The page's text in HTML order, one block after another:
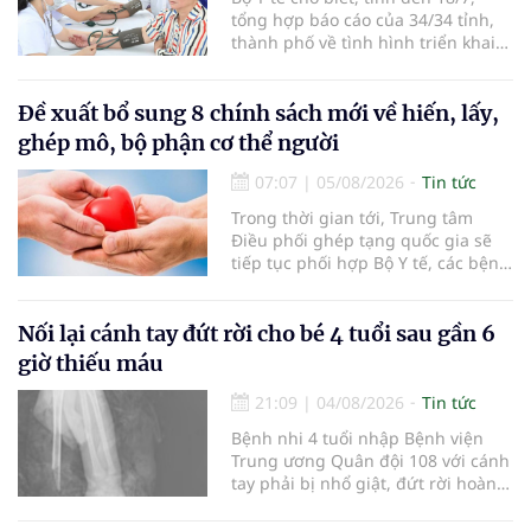
tổng hợp báo cáo của 34/34 tỉnh,
thành phố về tình hình triển khai
nhận 32.286.360 người, chiếm gần
30% dân số cả nước đã được khám
sức khỏe định kỳ năm nay.
Đề xuất bổ sung 8 chính sách mới về hiến, lấy,
ghép mô, bộ phận cơ thể người
07:07 | 05/08/2026
Tin tức
Trong thời gian tới, Trung tâm
Điều phối ghép tạng quốc gia sẽ
tiếp tục phối hợp Bộ Y tế, các bệnh
cường truyền thông, hoàn thiện
quy trình chuyên môn và hệ thống
hiến và ghép mô tạng.
Nối lại cánh tay đứt rời cho bé 4 tuổi sau gần 6
giờ thiếu máu
21:09 | 04/08/2026
Tin tức
Bệnh nhi 4 tuổi nhập Bệnh viện
Trung ương Quân đội 108 với cánh
tay phải bị nhổ giật, đứt rời hoàn